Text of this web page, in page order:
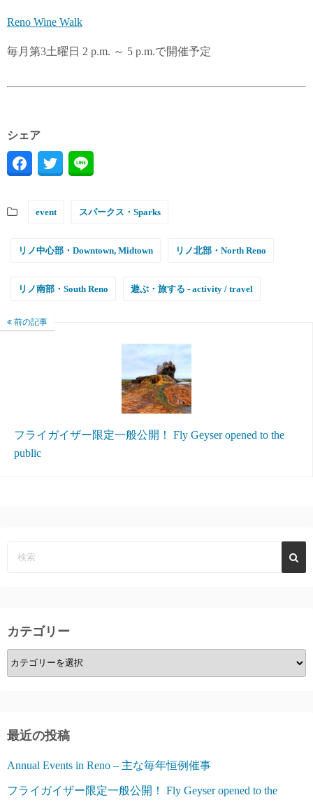
Reno Wine Walk
毎月第3土曜日 2 p.m. ～ 5 p.m.で開催予定
シェア
event スパークス・Sparks
リノ中心部・Downtown, Midtown リノ北部・North Reno
リノ南部・South Reno 遊ぶ・旅する - activity / travel
前の記事
フライガイザー限定一般公開！ Fly Geyser opened to the
public
カテゴリー
カ
テ
ー
最近の投稿
Annual Events in Reno – 主な毎年恒例催事
フライガイザー限定一般公開！ Fly Geyser opened to the